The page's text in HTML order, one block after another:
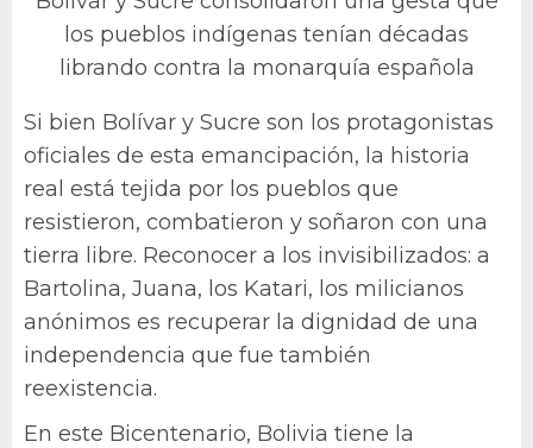
los pueblos indígenas tenían décadas
librando contra la monarquía española
Si bien Bolívar y Sucre son los protagonistas
oficiales de esta emancipación, la historia
real está tejida por los pueblos que
resistieron, combatieron y soñaron con una
tierra libre. Reconocer a los invisibilizados: a
Bartolina, Juana, los Katari, los milicianos
anónimos es recuperar la dignidad de una
independencia que fue también
reexistencia.
En este Bicentenario, Bolivia tiene la